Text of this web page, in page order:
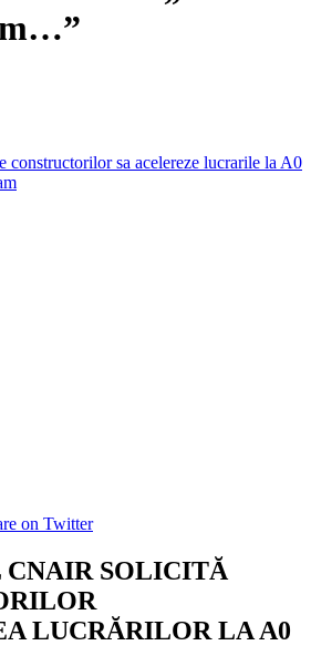
on Twitter
CNAIR SOLICITĂ
LUCRĂRILOR LA A0